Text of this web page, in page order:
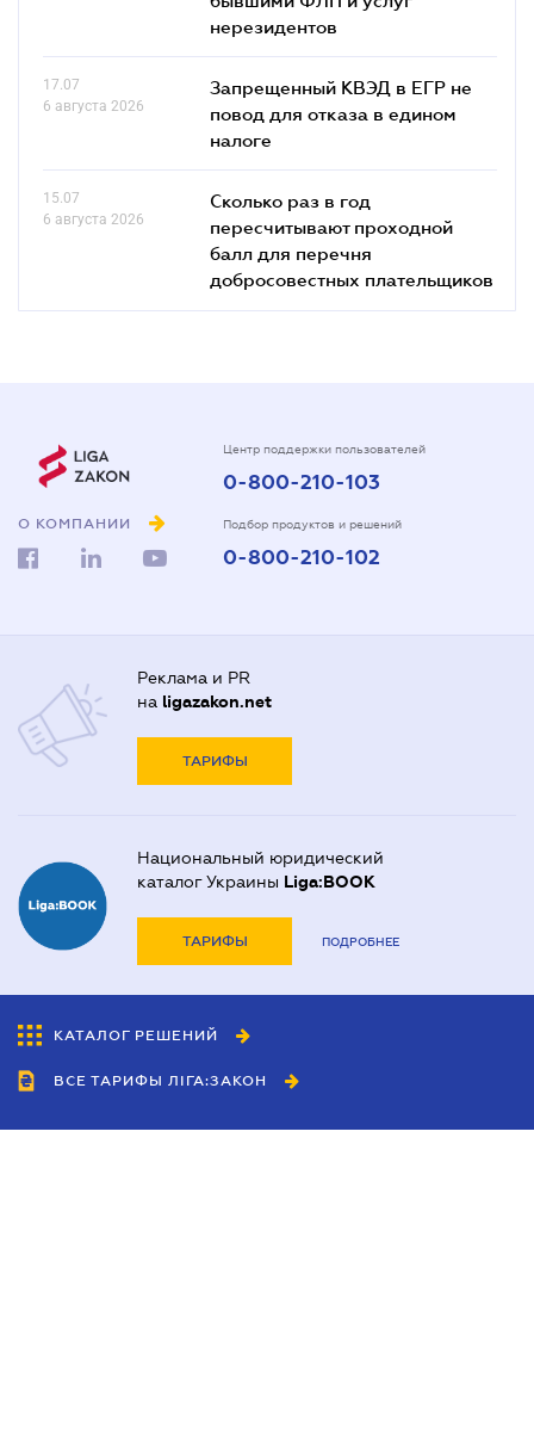
нерезидентов
17.07
6 августа 2026
Запрещенный КВЭД в ЕГР не
повод для отказа в едином
налоге
15.07
6 августа 2026
Сколько раз в год
пересчитывают проходной
балл для перечня
добросовестных плательщиков
О КОМПАНИИ
Центр поддержки пользователей
0-800-210-103
Подбор продуктов и решений
0-800-210-102
Реклама и PR
на ligazakon.net
ТАРИФЫ
Национальный юридический
каталог Украины Liga:BOOK
ТАРИФЫ ПОДРОБНЕЕ
КАТАЛОГ РЕШЕНИЙ
ВСЕ ТАРИФЫ ЛІГА:ЗАКОН